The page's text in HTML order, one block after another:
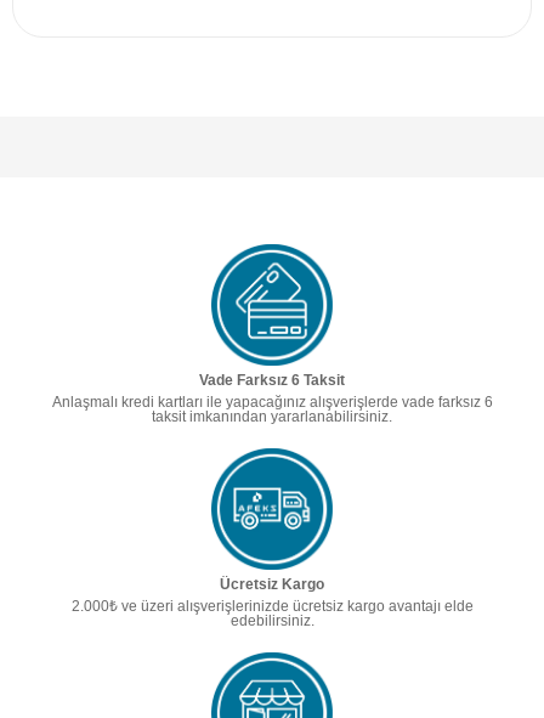
Vade Farksız 6 Taksit
Anlaşmalı kredi kartları ile yapacağınız alışverişlerde vade farksız 6
taksit imkanından yararlanabilirsiniz.
Ücretsiz Kargo
2.000₺ ve üzeri alışverişlerinizde ücretsiz kargo avantajı elde
edebilirsiniz.